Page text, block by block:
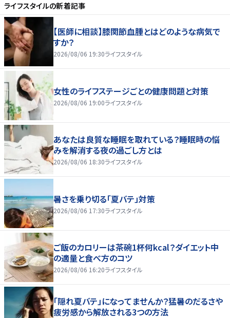
ライフスタイルの新着記事
【医師に相談】膝関節血腫とはどのような病気で
すか？
2026/08/06 19:30ライフスタイル
女性のライフステージごとの健康問題と対策
2026/08/06 19:00ライフスタイル
あなたは良質な睡眠を取れている？睡眠時の悩
みを解消する夜の過ごし方とは
2026/08/06 18:30ライフスタイル
暑さを乗り切る「夏バテ」対策
2026/08/06 17:30ライフスタイル
ご飯のカロリーは茶碗1杯何kcal？ダイエット中
の適量と食べ方のコツ
2026/08/06 16:20ライフスタイル
「隠れ夏バテ」になってませんか？猛暑のだるさや
疲労感から解放される3つの方法